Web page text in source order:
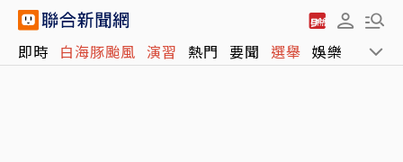
即時 白海豚颱風 演習 熱門 要聞 選舉 娛樂 運動